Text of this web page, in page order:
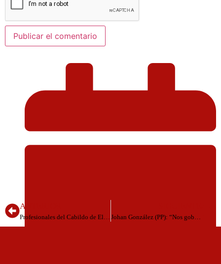
ANTERIOR
Profesionales del Cabildo de El Hierro asisten al 3º Congreso de Atención Domiciliaria, en Madrid Johan González (PP): “Nos gobierna un autócrata”, ¡Qué nivel!. ¡Qué vergüenza!. ¡Qué bochorno!.